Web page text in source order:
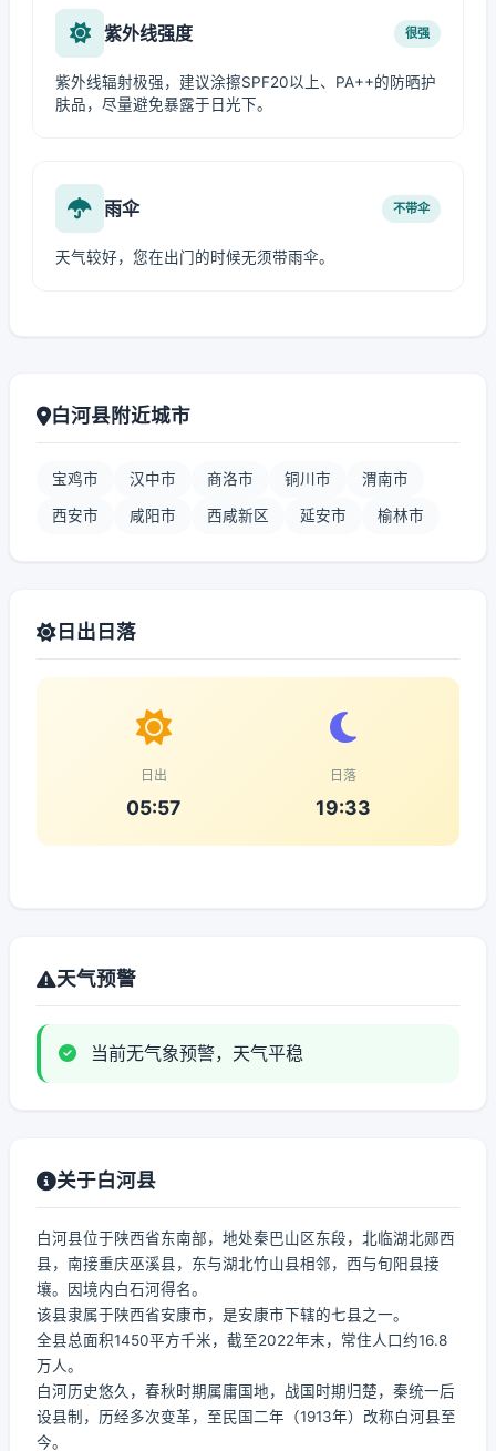
紫外线强度 很强
紫外线辐射极强，建议涂擦SPF20以上、PA++的防晒护
肤品，尽量避免暴露于日光下。
雨伞 不带伞
天气较好，您在出门的时候无须带雨伞。
白河县附近城市
宝鸡市 汉中市 商洛市 铜川市 渭南市
西安市 咸阳市 西咸新区 延安市 榆林市
日出日落
日出
05:57
日落
19:33
天气预警
当前无气象预警，天气平稳
关于白河县
白河县位于陕西省东南部，地处秦巴山区东段，北临湖北郧西
县，南接重庆巫溪县，东与湖北竹山县相邻，西与旬阳县接
壤。因境内白石河得名。
该县隶属于陕西省安康市，是安康市下辖的七县之一。
全县总面积1450平方千米，截至2022年末，常住人口约16.8
万人。
白河历史悠久，春秋时期属庸国地，战国时期归楚，秦统一后
设县制，历经多次变革，至民国二年（1913年）改称白河县至
今。